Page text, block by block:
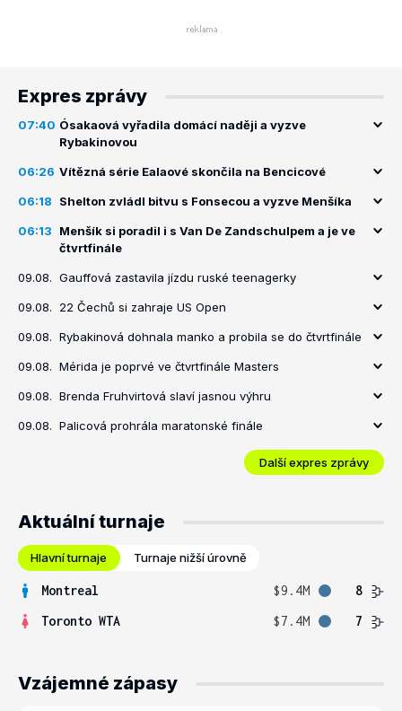
Expres zprávy
07:40 Ósakaová vyřadila domácí naději a vyzve
Rybakinovou
06:26 Vítězná série Ealaové skončila na Bencicové
06:18 Shelton zvládl bitvu s Fonsecou a vyzve Menšíka
06:13
Menšík si poradil i s Van De Zandschulpem a je ve
čtvrtfinále
09.08. Gauffová zastavila jízdu ruské teenagerky
09.08. 22 Čechů si zahraje US Open
09.08. Rybakinová dohnala manko a probila se do čtvrtfinále
09.08. Mérida je poprvé ve čtvrtfinále Masters
09.08. Brenda Fruhvirtová slaví jasnou výhru
09.08. Palicová prohrála maratonské finále
Další expres zprávy
Aktuální turnaje
Hlavní turnaje Turnaje nižší úrovně
Montreal $9.4M
8
Toronto WTA
$7.4M 7
Vzájemné zápasy